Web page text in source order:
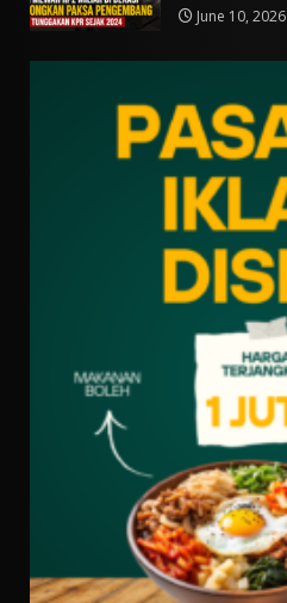
June 10, 2026